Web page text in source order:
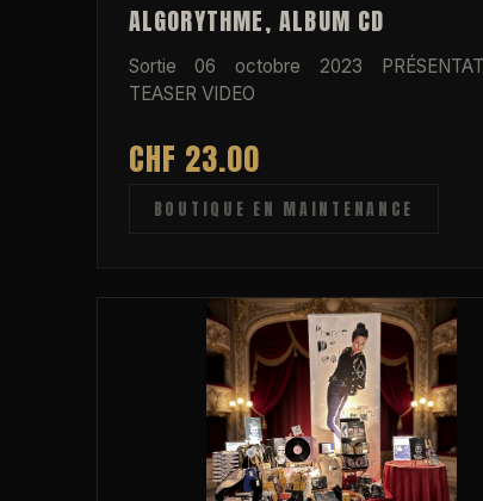
ALGORYTHME, ALBUM CD
Sortie 06 octobre 2023
TEASER VIDEO
CHF 23.00
BOUTIQUE EN MAINTENANCE